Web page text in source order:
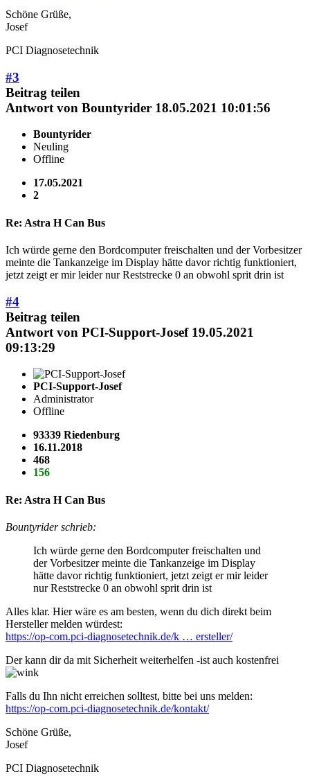
Schöne Grüße,
Josef
PCI Diagnosetechnik
#3
Beitrag teilen
Antwort von Bountyrider 18.05.2021 10:01:56
Bountyrider
Neuling
Offline
17.05.2021
2
Re: Astra H Can Bus
Ich würde gerne den Bordcomputer freischalten und der Vorbesitzer
meinte die Tankanzeige im Display hätte davor richtig funktioniert,
jetzt zeigt er mir leider nur Reststrecke 0 an obwohl sprit drin ist
#4
Beitrag teilen
Antwort von PCI-Support-Josef 19.05.2021
09:13:29
PCI-Support-Josef
Administrator
Offline
93339 Riedenburg
16.11.2018
468
156
Re: Astra H Can Bus
Bountyrider schrieb:
Ich würde gerne den Bordcomputer freischalten und
der Vorbesitzer meinte die Tankanzeige im Display
hätte davor richtig funktioniert, jetzt zeigt er mir leider
nur Reststrecke 0 an obwohl sprit drin ist
Alles klar. Hier wäre es am besten, wenn du dich direkt beim
Hersteller melden würdest:
https://op-com.pci-diagnosetechnik.de/k … ersteller/
Der kann dir da mit Sicherheit weiterhelfen -ist auch kostenfrei
Falls du Ihn nicht erreichen solltest, bitte bei uns melden:
https://op-com.pci-diagnosetechnik.de/kontakt/
Schöne Grüße,
Josef
PCI Diagnosetechnik